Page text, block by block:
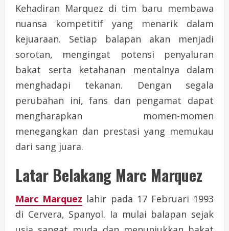
Kehadiran Marquez di tim baru membawa
nuansa kompetitif yang menarik dalam
kejuaraan. Setiap balapan akan menjadi
sorotan, mengingat potensi penyaluran
bakat serta ketahanan mentalnya dalam
menghadapi tekanan. Dengan segala
perubahan ini, fans dan pengamat dapat
mengharapkan momen-momen
menegangkan dan prestasi yang memukau
dari sang juara.
Latar Belakang Marc Marquez
Marc Marquez lahir pada 17 Februari 1993
di Cervera, Spanyol. Ia mulai balapan sejak